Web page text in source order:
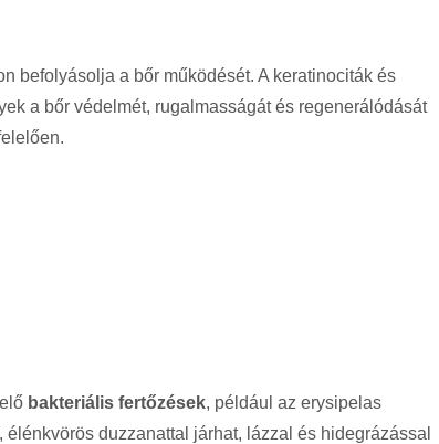
befolyásolja a bőr működését. A keratinociták és
a bőr védelmét, rugalmasságát és regenerálódását
bakteriális fertőzések, például az erysipelas
duzzanattal járhat, lázzal és hidegrázással